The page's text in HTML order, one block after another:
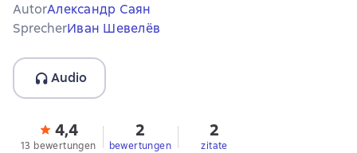
AutorАлександр Саян
SprecherИван Шевелёв
Audio
4,4
13 bewertungen
2
bewertungen
2
zitate